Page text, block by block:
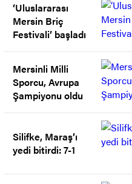
‘Uluslararası
Mersin Briç
Festivali’ başladı
Mersinli Milli
Sporcu, Avrupa
Şampiyonu oldu
Silifke, Maraş’ı
yedi bitirdi: 7-1